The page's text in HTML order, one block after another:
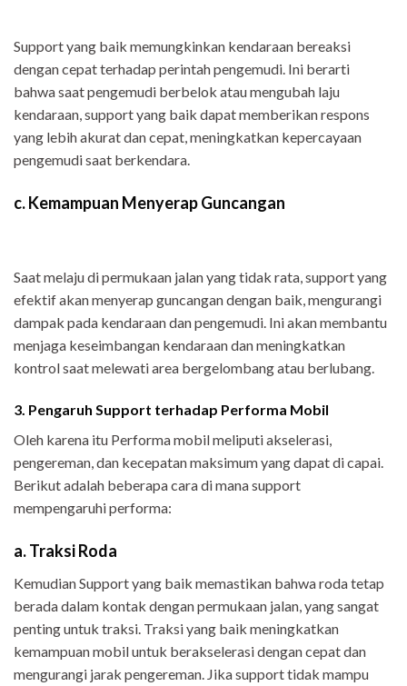
Support yang baik memungkinkan kendaraan bereaksi
dengan cepat terhadap perintah pengemudi. Ini berarti
bahwa saat pengemudi berbelok atau mengubah laju
kendaraan, support yang baik dapat memberikan respons
yang lebih akurat dan cepat, meningkatkan kepercayaan
pengemudi saat berkendara.
c. Kemampuan Menyerap Guncangan
Saat melaju di permukaan jalan yang tidak rata, support yang
efektif akan menyerap guncangan dengan baik, mengurangi
dampak pada kendaraan dan pengemudi. Ini akan membantu
menjaga keseimbangan kendaraan dan meningkatkan
kontrol saat melewati area bergelombang atau berlubang.
3. Pengaruh Support terhadap Performa Mobil
Oleh karena itu Performa mobil meliputi akselerasi,
pengereman, dan kecepatan maksimum yang dapat di capai.
Berikut adalah beberapa cara di mana support
mempengaruhi performa:
a. Traksi Roda
Kemudian Support yang baik memastikan bahwa roda tetap
berada dalam kontak dengan permukaan jalan, yang sangat
penting untuk traksi. Traksi yang baik meningkatkan
kemampuan mobil untuk berakselerasi dengan cepat dan
mengurangi jarak pengereman. Jika support tidak mampu